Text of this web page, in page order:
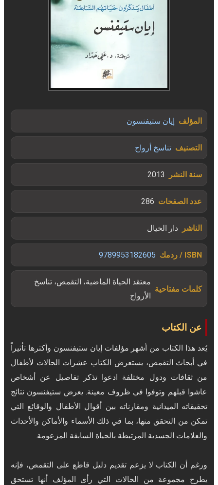
المؤلف إيان ستيفنسون
التصنيف تناسخ أرواح
سنة النشر 2013
عدد الصفحات 286
الناشر دار الخيال
ISBN / ردمك 9789953182605
كلمات مفتاحية
معتقد الحياة الماضية، التقمص، تناسخ
الأرواح
عن الكتاب
يُعد هذا الكتاب من أشهر مؤلفات إيان ستيفنسون وأكثرها تأثيراً
في أبحاث التقمص، يستعرض الكتاب عشرات الحالات لأطفال
من ثقافات ودول مختلفة ادعوا تذكر تفاصيل عن أشخاص
عاشوا قبلهم وتوفوا في ظروف معينة. يعرض ستيفنسون نتائج
تحقيقاته الميدانية ومقارناته بين أقوال الأطفال والوقائع التي
تمكن من التحقق منها، بما في ذلك الأسماء والأماكن والأحداث
ورغم أن الكتاب لا يزعم تقديم دليل قاطع على التقمص، فإنه
يطرح مجموعة من الحالات التي رأى المؤلف أنها تستحق